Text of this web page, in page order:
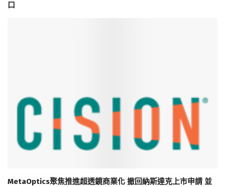
口
MetaOptics聚焦推進超透鏡商業化 撤回納斯達克上市申請 並